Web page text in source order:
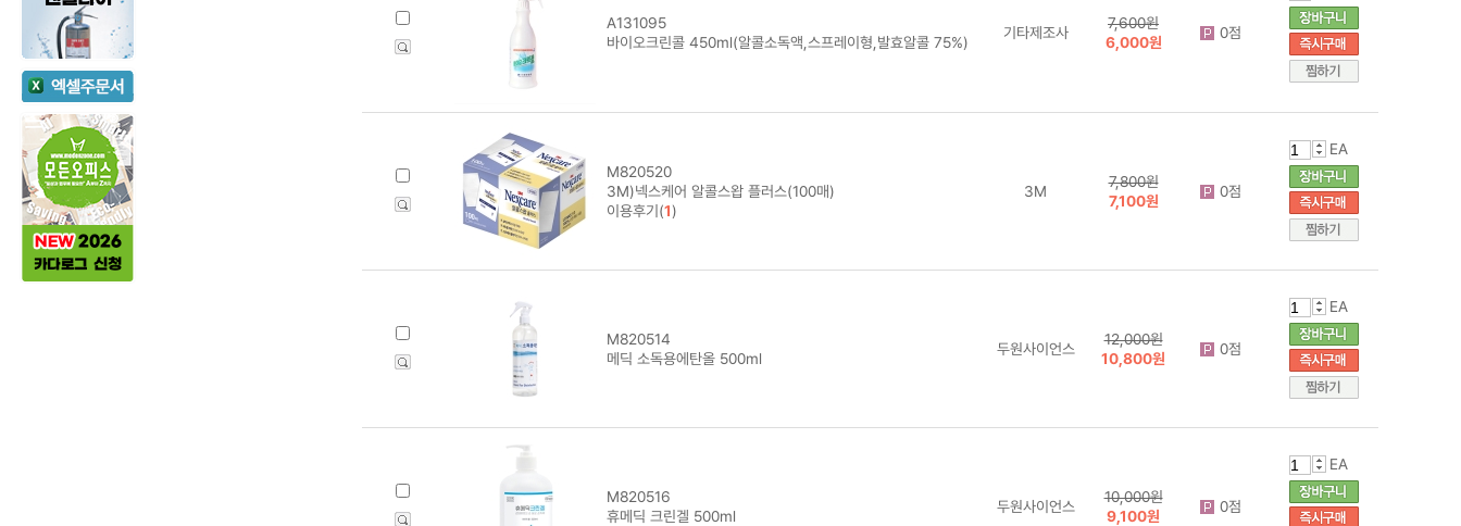
A131095
바이오크린콜 450ml(알콜소독액,스프레이형,발효알콜 75%)
기타제조사
7,600원
6,000원
0점
M820520
3M)넥스케어 알콜스왑 플러스(100매)
이용후기(1)
3M
7,800원
7,100원
0점
EA
M820514
메딕 소독용에탄올 500ml
두원사이언스
12,000원
10,800원
0점
EA
M820516
휴메딕 크린겔 500ml
두원사이언스
10,000원
9,100원
0점
EA